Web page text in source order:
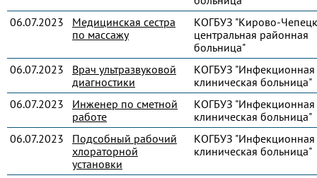
06.07.2023
Медицинская сестра
по массажу
КОГБУЗ "Кирово-
центральная районная
больница"
06.07.2023
Врач ультразвуковой
диагностики
КОГБУЗ "Инфекционная
клиническая больница"
06.07.2023
Инженер по сметной
работе
КОГБУЗ "Инфекционная
клиническая больница"
06.07.2023
Подсобный рабочий
хлораторной
установки
КОГБУЗ "Инфекционная
клиническая больница"